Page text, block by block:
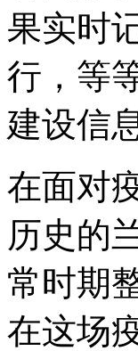
果实时
行，等
建设信
在面对
历史的
常时期
在这场